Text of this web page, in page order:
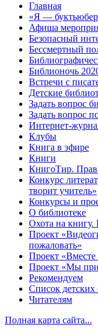
Главная
«Я —
Афиша
Безопасный
Бессмертный
Библионочь
Встречи с
Детские
Задать вопрос
Задать вопрос
Интернет-
Клубы
Книга в эфире
Книги
КнигоТир.
Конкурс
творит учитель»
Конкурсы и
О библиотеке
Охота на
Проект
пожаловать»
Проект «Вместе
Проект «Мы при
Рекомендуем
Список детских
Читателям
Полная карта сайта...